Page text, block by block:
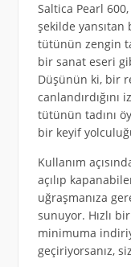
Saltica Pearl
şekilde
tütünün zengin
bir sanat eseri
Düşünün ki, bir
tütünün tadını
bir keyif
Kullanım
açılıp
uğraşmanıza
sunuyor. Hızlı
minimuma
geçiriyorsanız,